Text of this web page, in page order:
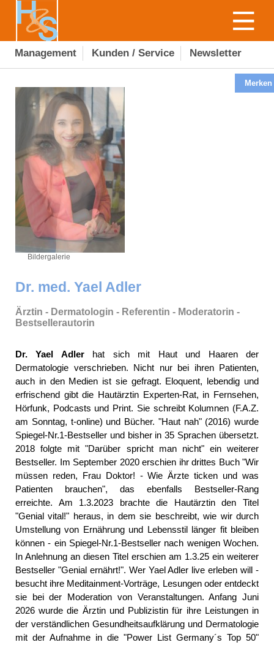
Management Kunden / Service Newsletter
Bildergalerie
Bildergalerie
Dr. med. Yael Adler
Merken
Ärztin - Dermatologin - Referentin - Moderatorin -
Bestsellerautorin
Dr. Yael Adler hat sich mit Haut und Haaren der
Dermatologie verschrieben. Nicht nur bei ihren Patienten,
auch in den Medien ist sie gefragt. Eloquent, lebendig und
erfrischend gibt die Hautärztin Experten-Rat, in Fernsehen,
Hörfunk, Podcasts und Print. Sie schreibt Kolumnen (F.A.Z.
am Sonntag, t-online) und Bücher. "Haut nah" (2016) wurde
Spiegel-Nr.1-Bestseller und bisher in 35 Sprachen übersetzt.
2018 folgte mit "Darüber spricht man nicht" ein weiterer
Bestseller. Im September 2020 erschien ihr drittes Buch "Wir
müssen reden, Frau Doktor! - Wie Ärzte ticken und was
Patienten brauchen", das ebenfalls Bestseller-Rang
erreichte. Am 1.3.2023 brachte die Hautärztin den Titel
"Genial vital!" heraus, in dem sie beschreibt, wie wir durch
Umstellung von Ernährung und Lebensstil länger fit bleiben
können - ein Spiegel-Nr.1-Bestseller nach wenigen Wochen.
In Anlehnung an diesen Titel erschien am 1.3.25 ein weiterer
Bestseller "Genial ernährt!". Wer Yael Adler live erleben will -
besucht ihre Meditainment-Vorträge, Lesungen oder entdeckt
sie bei der Moderation von Veranstaltungen. Anfang Juni
2026 wurde die Ärztin und Publizistin für ihre Leistungen in
der verständlichen Gesundheitsaufklärung und Dermatologie
mit der Aufnahme in die "Power List Germany´s Top 50"